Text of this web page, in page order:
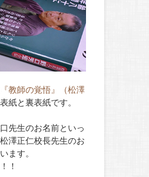
『教師の覚悟』（松澤
紙と裏表紙です。
先生のお名前といっ
澤正仁校長先生のお
ます。
！